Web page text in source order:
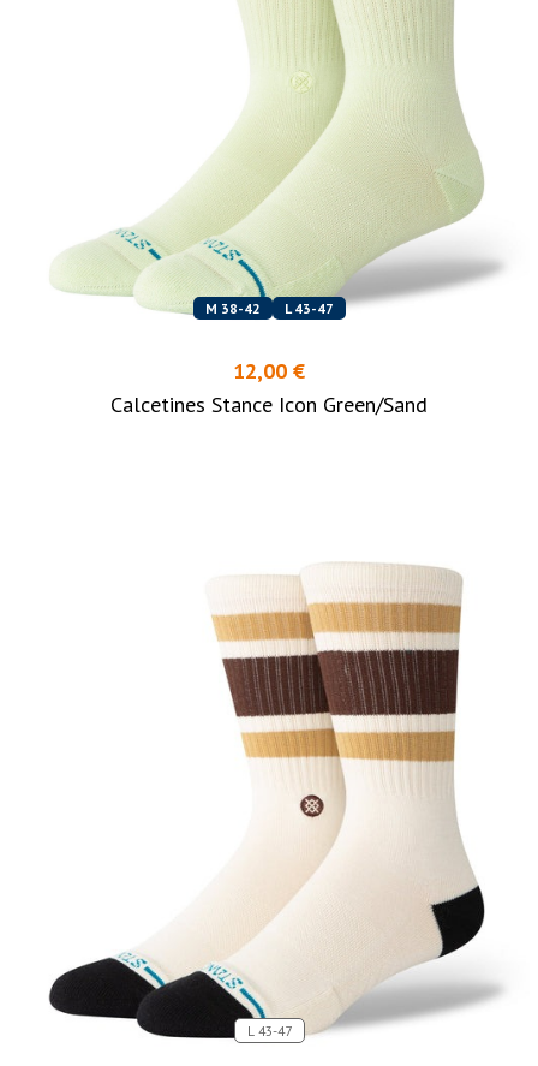
M 38-42 L 43-47
12,00 €
Calcetines Stance Icon Green/Sand
L 43-47